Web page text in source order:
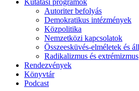
Kutatási programok
Autoriter befolyás
Demokratikus intézmények
Közpolitika
Nemzetközi kapcsolatok
Összeesküvés-elméletek és
Radikalizmus és extrémizmus
Rendezvények
Könyvtár
Podcast